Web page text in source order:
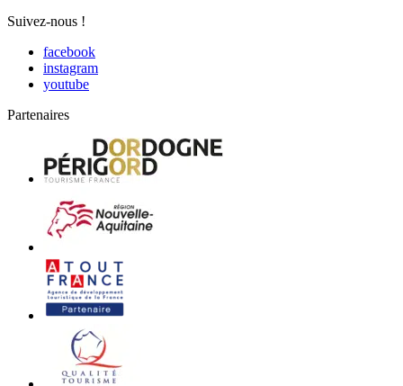
Suivez-nous !
facebook
instagram
youtube
Partenaires